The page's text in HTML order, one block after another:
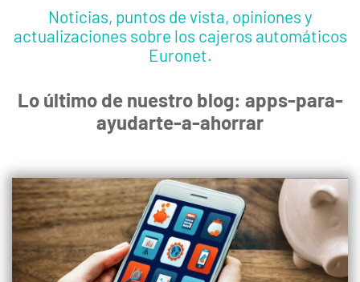
Noticias, puntos de vista, opiniones y
actualizaciones sobre los cajeros automáticos
Euronet.
Lo último de nuestro blog: apps-para-
ayudarte-a-ahorrar